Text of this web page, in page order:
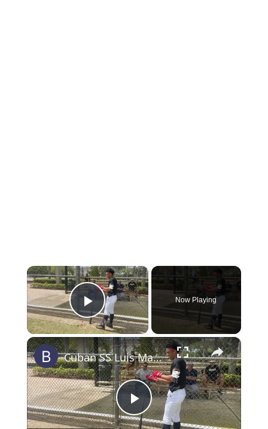
×
Play Video
Now Playing
×
Play
Cuban SS Luis Manuel León (16) showcase